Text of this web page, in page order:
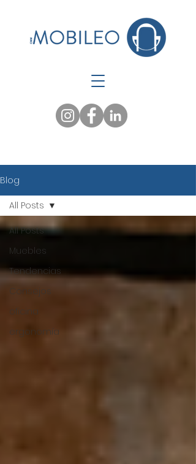
Blog
All Posts
Muebles
Tendencias
Consejos
oficina
ergonomía
All Posts